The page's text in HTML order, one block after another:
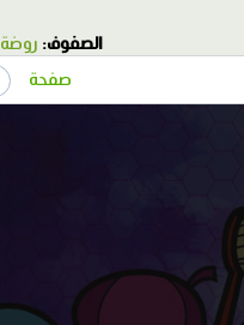
الصفوف: روضة 1
صفحة